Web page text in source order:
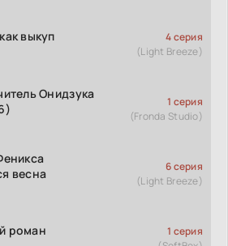
выкуп
4 серия
(Light Breeze)
Онидзука
1 серия
(Fronda Studio)
весна
6 серия
(Light Breeze)
роман
1 серия